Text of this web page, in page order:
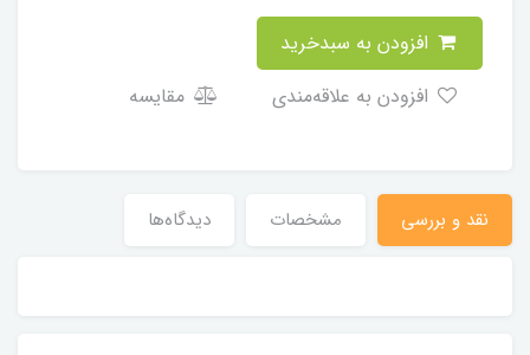
مقایسه
نقد و بررسی مشخصات دیدگاه‌ها